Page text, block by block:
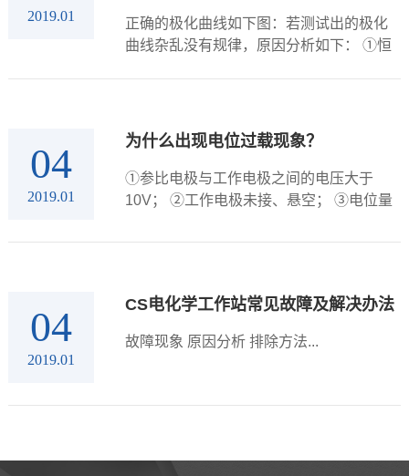
2019.01
正确的极化曲线如下图：若测试出的极化
曲线杂乱没有规律，原因分析如下： ①恒
器包装箱中带有)进行仪器测试，即电阻的
04
2019.01
为什么出现电位过载现象？
①参比电极与工作电极之间的电压大于
10V； ②工作电极未接、悬空； ③电位量
04
2019.01
CS电化学工作站常见故障及解决办法
故障现象 原因分析 排除方法...